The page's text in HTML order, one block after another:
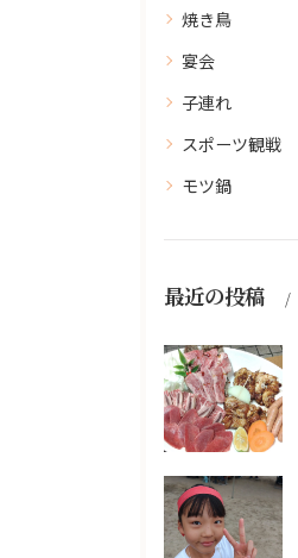
焼き鳥
宴会
子連れ
スポーツ観戦
モツ鍋
最近の投稿